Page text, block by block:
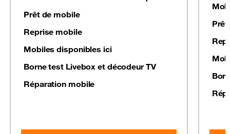
Prêt de mobile
Reprise mobile
Mobiles disponibles ici
Borne test Livebox et décodeur TV
Réparation mobile